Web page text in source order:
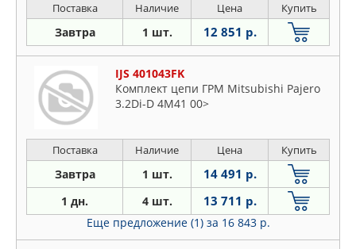
Поставка Наличие Цена Купить
Завтра 1 шт. 12 851 р.
IJS 401043FK
Комплект цепи ГРМ Mitsubishi Pajero
3.2Di-D 4M41 00>
Поставка Наличие Цена Купить
Завтра 1 шт. 14 491 р.
1 дн. 4 шт. 13 711 р.
Еще предложение (1) за 16 843 р.